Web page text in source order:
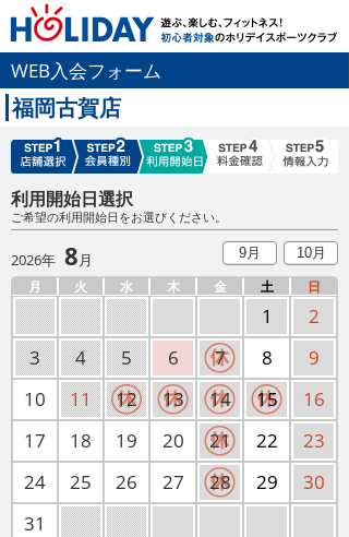
WEB入会フォーム
福岡古賀店
利用開始日選択
ご希望の利用開始日をお選びください。
2026年 8月 9月 10月
月 火 水 木 金 土 日
1
2
3
4 5 6 7 8
9
10
11 12 13 14 15
16
17
18 19 20 21 22
23
24
25 26 27 28 29
30
31